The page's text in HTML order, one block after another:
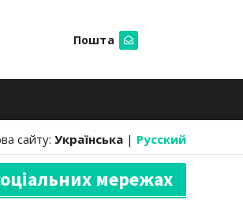
Пошта
сайту: Українська | Русский
мережах